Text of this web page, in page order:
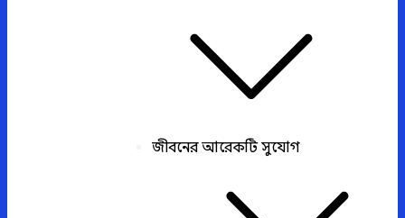
জীবনের আরেকটি সুযোগ